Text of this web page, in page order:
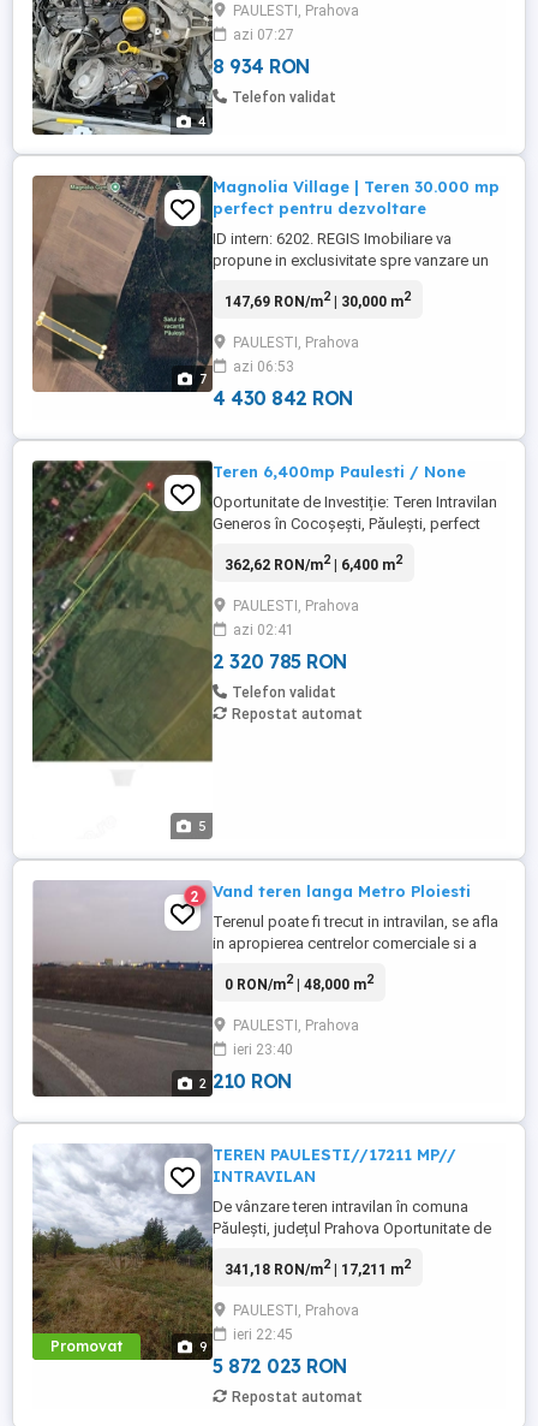
4
PAULESTI, Prahova
azi 07:27
8 934 RON
Telefon validat
7
Magnolia Village | Teren 30.000 mp
perfect pentru dezvoltare
ID intern: 6202. REGIS Imobiliare va
propune in exclusivitate spre vanzare un
dezvoltare din Paulesti. Vecinatati:
Ramatuelle by MRS ndash; 2,5 km,
Restaurant Padurea Verde ndash; 4,5 km.
In Paulesti, sunt in derulare demersuri ...
147,69 RON/m2| 30,000 m2
PAULESTI, Prahova
azi 06:53
4 430 842 RON
5
Teren 6,400mp Paulesti / None
Oportunitate de Investiție: Teren Intravilan
Generos în Cocoșești, Păulești, perfect
sau o proprietate retrasă, înconjurată de
(Comuna Păulești), acest teren intravilan
oferă spațiul și flexibilitatea de care ai
nevoie ...
362,62 RON/m2| 6,400 m2
PAULESTI, Prahova
azi 02:41
2 320 785 RON
Telefon validat
Repostat automat
2
2 Vand teren langa Metro Ploiesti
Terenul poate fi trecut in intravilan, se afla
in apropierea centrelor comerciale si a
pentru dezvoltarea unor afaceri sau pentru
0 RON/m2| 48,000 m2
PAULESTI, Prahova
ieri 23:40
210 RON
Promovat 9
TEREN PAULESTI//17211 MP//
INTRAVILAN
De vânzare teren intravilan în comuna
Păulești, județul Prahova Oportunitate de
intravilan situat în comuna Păulești, una
din apropierea municipiului Ploiești.
Caracteristici: Suprafață totală: 17.211 mp
Deschidere ...
341,18 RON/m2| 17,211 m2
PAULESTI, Prahova
ieri 22:45
5 872 023 RON
Repostat automat